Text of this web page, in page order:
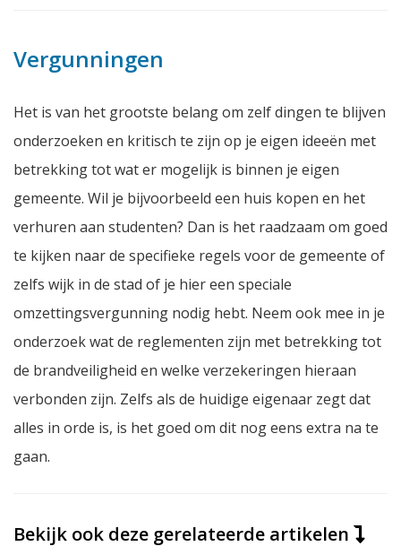
Vergunningen
Het is van het grootste belang om zelf dingen te blijven
onderzoeken en kritisch te zijn op je eigen ideeën met
betrekking tot wat er mogelijk is binnen je eigen
gemeente. Wil je bijvoorbeeld een huis kopen en het
verhuren aan studenten? Dan is het raadzaam om goed
te kijken naar de specifieke regels voor de gemeente of
zelfs wijk in de stad of je hier een speciale
omzettingsvergunning nodig hebt. Neem ook mee in je
onderzoek wat de reglementen zijn met betrekking tot
de brandveiligheid en welke verzekeringen hieraan
verbonden zijn. Zelfs als de huidige eigenaar zegt dat
alles in orde is, is het goed om dit nog eens extra na te
gaan.
Bekijk ook deze gerelateerde artikelen